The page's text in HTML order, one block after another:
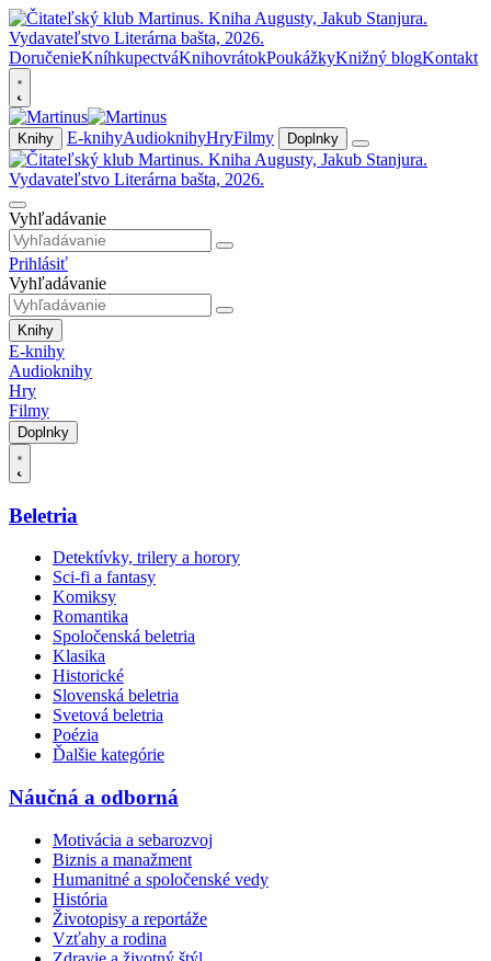
DoručenieKníhkupectváKnihovrátokPoukážkyKnižný blogKontakt
Knihy E-knihyAudioknihyHryFilmy Doplnky
Vyhľadávanie
Prihlásiť
Vyhľadávanie
Knihy
E-knihy
Audioknihy
Hry
Filmy
Doplnky
Beletria
Detektívky, trilery a horory
Sci-fi a fantasy
Komiksy
Romantika
Spoločenská beletria
Klasika
Historické
Slovenská beletria
Svetová beletria
Poézia
Ďalšie kategórie
Náučná a odborná
Motivácia a sebarozvoj
Biznis a manažment
Humanitné a spoločenské vedy
História
Životopisy a reportáže
Vzťahy a rodina